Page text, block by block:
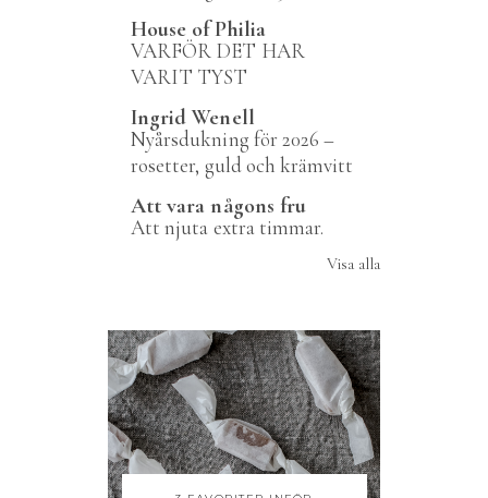
House of Philia
VARFÖR DET HAR
VARIT TYST
Ingrid Wenell
Nyårsdukning för 2026 –
rosetter, guld och krämvitt
Att vara någons fru
Att njuta extra timmar.
Visa alla